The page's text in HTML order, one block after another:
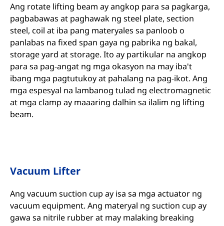
Ang rotate lifting beam ay angkop para sa pagkarga,
pagbabawas at paghawak ng steel plate, section
steel, coil at iba pang materyales sa panloob o
panlabas na fixed span gaya ng pabrika ng bakal,
storage yard at storage. Ito ay partikular na angkop
para sa pag-angat ng mga okasyon na may iba't
ibang mga pagtutukoy at pahalang na pag-ikot. Ang
mga espesyal na lambanog tulad ng electromagnetic
at mga clamp ay maaaring dalhin sa ilalim ng lifting
beam.
Vacuum Lifter
Ang vacuum suction cup ay isa sa mga actuator ng
vacuum equipment. Ang materyal ng suction cup ay
gawa sa nitrile rubber at may malaking breaking